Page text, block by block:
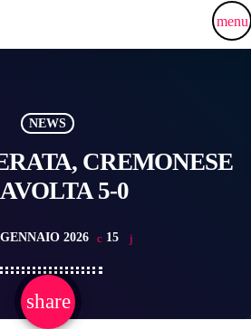
menu
NEWS
CREMONESE
5-0
2026 15
share
email